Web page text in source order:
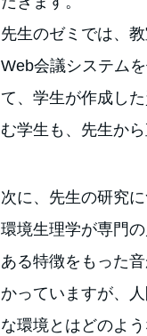
先生のゼミでは、
Web会議システム
て、学生が作成し
む学生も、先生か
次に、先生の研究
環境生理学が専門
ある特徴をもった
かっていますが、
な環境とはどのよ